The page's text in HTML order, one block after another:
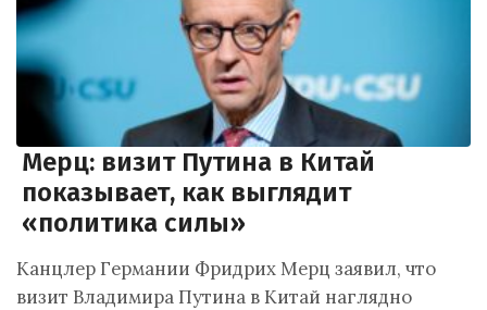
Мерц: визит Путина в Китай
показывает, как выглядит
«политика силы»
Канцлер Германии Фридрих Мерц заявил, что
визит Владимира Путина в Китай наглядно